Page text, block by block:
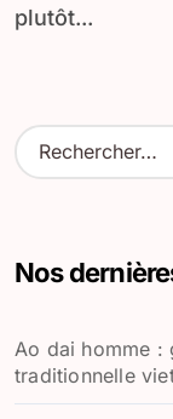
plutôt...
R
e
r
e
r
Nos
Ao dai homme :
traditionnelle